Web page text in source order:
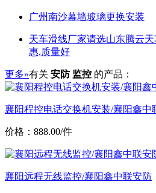
广州南沙幕墙玻璃更换安装
天车滑线厂家请选山东腾云
惠,质量好
更多»有关 安防 监控 的产品：
襄阳程控电话交换机安装/襄阳鑫中
价格：888.00/件
襄阳远程无线监控/襄阳鑫中联安防